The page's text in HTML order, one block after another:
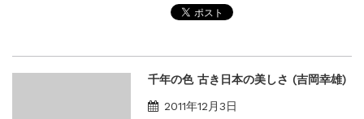
千年の色 古き日本の美しさ (吉岡幸雄)
2011年12月3日